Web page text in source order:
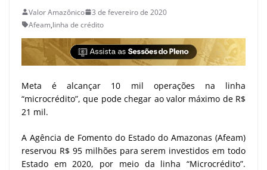
Valor Amazônico
3 de fevereiro de 2020
Afeam,linha de crédito
Meta é alcançar 10 mil operações na linha
“microcrédito”, que pode chegar ao valor máximo de R$
21 mil.
A Agência de Fomento do Estado do Amazonas (Afeam)
reservou R$ 95 milhões para serem investidos em todo
Estado em 2020, por meio da linha “Microcrédito”.